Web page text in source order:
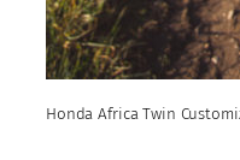
Honda Africa Twin